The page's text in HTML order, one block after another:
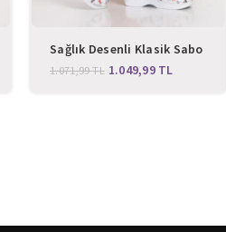
Sağlık Desenli Klasik Sabo
Terlik
1.071,99TL 1.049,99 TL